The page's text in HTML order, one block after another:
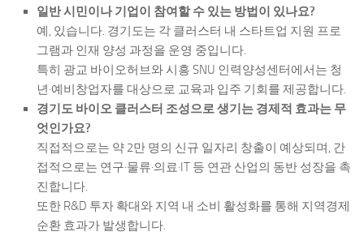
일반 시민이나 기업이 참여할 수 있는 방법이 있나요?
예, 있습니다. 경기도는 각 클러스터 내 스타트업 지원 프로
그램과 인재 양성 과정을 운영 중입니다.
특히 광교 바이오허브와 시흥 SNU 인력양성센터에서는 청
년·예비창업자를 대상으로 교육과 입주 기회를 제공합니다.
경기도 바이오 클러스터 조성으로 생기는 경제적 효과는 무
엇인가요?
직접적으로는 약 2만 명의 신규 일자리 창출이 예상되며, 간
접적으로는 연구·물류·의료·IT 등 연관 산업의 동반 성장을 촉
진합니다.
또한 R&D 투자 확대와 지역 내 소비 활성화를 통해 지역경제
순환 효과가 발생합니다.